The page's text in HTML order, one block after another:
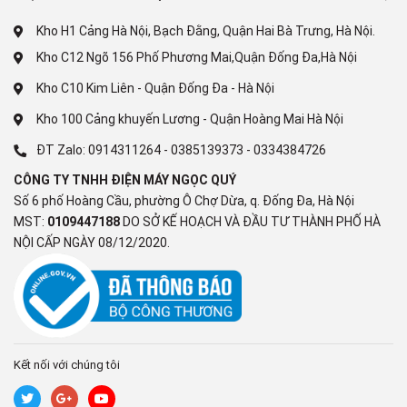
Công nghệ tiết kiệm điện:
Làm lạnh trực tiếp (có đóng tuyết)
Chất liệu dàn lạnh:
Đồng
Chất liệu lòng tủ:
Hợp kim nhôm sơn tĩnh điện
Chất liệu bên ngoài:
Thân tủ: Thép sơn tĩnh điện, Cửa tủ: Nhựa
Tiện ích:
Kho H1 Cảng Hà Nội, Bạch Đằng, Quận Hai Bà Trưng, Hà Nội.
Kho C12 Ngõ 156 Phố Phương Mai,Quận Đống Đa,Hà Nội
Kho C10 Kim Liên - Quận Đống Đa - Hà Nội
Kho 100 Cảng khuyến Lương - Quận Hoàng Mai Hà Nội
ĐT Zalo: 0914311264 - 0385139373 - 0334384726
CÔNG TY TNHH ĐIỆN MÁY NGỌC QUÝ
Số 6 phố Hoàng Cầu, phường Ô Chợ Dừa, q. Đống Đa, Hà Nội
MST: 0109447188DO SỞ KẾ HOẠCH VÀ ĐẦU TƯ THÀNH PHỐ HÀ
NỘI CẤP NGÀY 08/12/2020.
Kết nối với chúng tôi